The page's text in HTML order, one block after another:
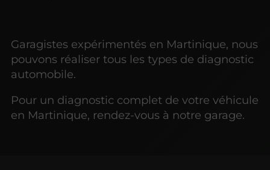
Garagistes expérimentés en Martinique, nous
pouvons réaliser tous les types de diagnostic
automobile.
Pour un diagnostic complet de votre véhicule
en Martinique, rendez-vous à notre garage.